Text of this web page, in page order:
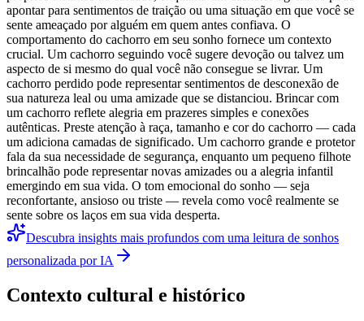
apontar para sentimentos de traição ou uma situação em que você se
sente ameaçado por alguém em quem antes confiava. O
comportamento do cachorro em seu sonho fornece um contexto
crucial. Um cachorro seguindo você sugere devoção ou talvez um
aspecto de si mesmo do qual você não consegue se livrar. Um
cachorro perdido pode representar sentimentos de desconexão de
sua natureza leal ou uma amizade que se distanciou. Brincar com
um cachorro reflete alegria em prazeres simples e conexões
autênticas. Preste atenção à raça, tamanho e cor do cachorro — cada
um adiciona camadas de significado. Um cachorro grande e protetor
fala da sua necessidade de segurança, enquanto um pequeno filhote
brincalhão pode representar novas amizades ou a alegria infantil
emergindo em sua vida. O tom emocional do sonho — seja
reconfortante, ansioso ou triste — revela como você realmente se
sente sobre os laços em sua vida desperta.
Descubra insights mais profundos com uma leitura de sonhos
personalizada por IA
Contexto cultural e histórico